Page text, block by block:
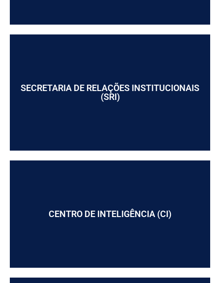
SECRETARIA DE RELAÇÕES INSTITUCIONAIS
(SRI)
CENTRO DE INTELIGÊNCIA (CI)